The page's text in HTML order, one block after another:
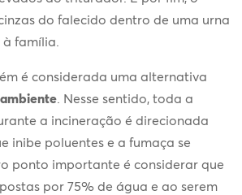
do falecido dentro de uma urna
família.
é considerada uma alternativa
. Nesse sentido, toda a
a incineração é direcionada
inibe poluentes e a fumaça se
ponto importante é considerar que
por 75% de água e ao serem